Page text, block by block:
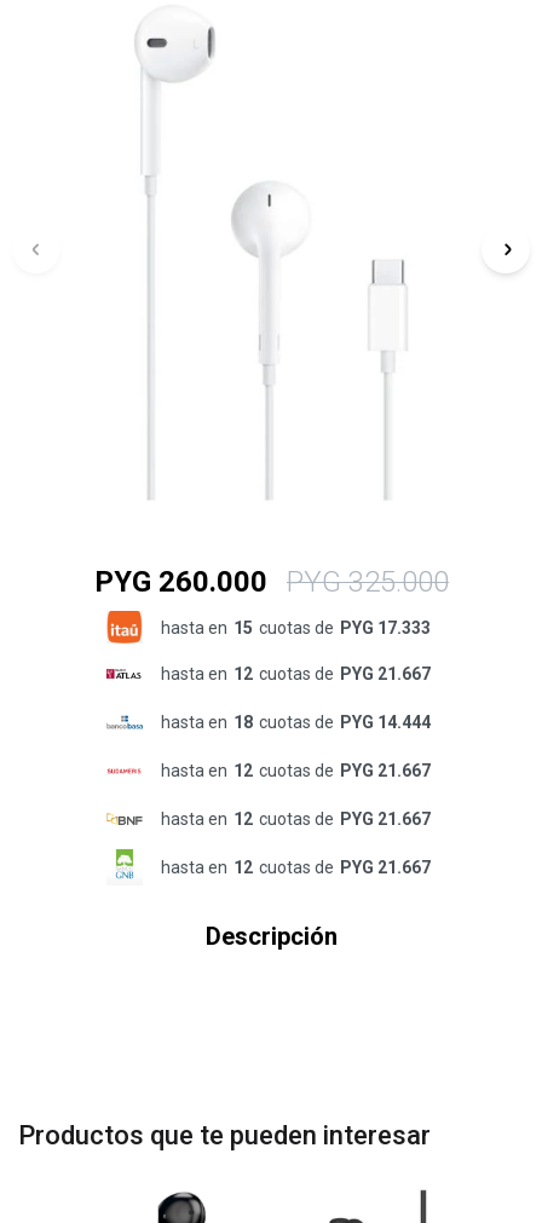
PYG 260.000 PYG 325.000
hasta en 15 cuotas de PYG 17.333
hasta en 12 cuotas de PYG 21.667
hasta en 18 cuotas de PYG 14.444
hasta en 12 cuotas de PYG 21.667
hasta en 12 cuotas de PYG 21.667
hasta en 12 cuotas de PYG 21.667
Descripción
Productos que te pueden interesar